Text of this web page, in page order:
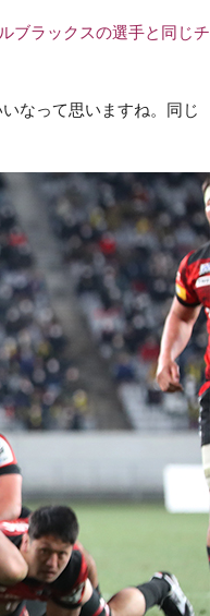
ブラックスの選手と同じチ
なって思いますね。同じ